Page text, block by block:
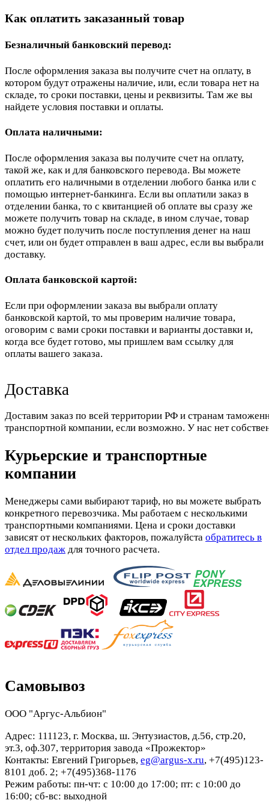
Как оплатить заказанный товар
Безналичный банковский перевод:
После оформления заказа вы получите счет на оплату, в
котором будут отражены наличие, или, если товара нет на
складе, то сроки поставки, цены и реквизиты. Там же вы
найдете условия поставки и оплаты.
Оплата наличными:
После оформления заказа вы получите счет на оплату,
такой же, как и для банковского перевода. Вы можете
оплатить его наличными в отделении любого банка или с
помощью интернет-банкинга. Если вы оплатили заказ в
отделении банка, то с квитанцией об оплате вы сразу же
можете получить товар на складе, в ином случае, товар
можно будет получить после поступления денег на наш
счет, или он будет отправлен в ваш адрес, если вы выбрали
доставку.
Оплата банковской картой:
Если при оформлении заказа вы выбрали оплату
банковской картой, то мы проверим наличие товара,
оговорим с вами сроки поставки и варианты доставки и,
когда все будет готово, мы пришлем вам ссылку для
оплаты вашего заказа.
Доставка
Доставим заказ по всей территории РФ и странам
транспортной компании, если возможно. У нас нет
Курьерские и транспортные
компании
Менеджеры сами выбирают тариф, но вы можете выбрать
конкретного перевозчика. Мы работаем с несколькими
транспортными компаниями. Цена и сроки доставки
зависят от нескольких факторов, пожалуйста обратитесь в
отдел продаж для точного расчета.
Самовывоз
ООО "Аргус-Альбион"
Адрес: 111123, г. Москва, ш. Энтузиастов, д.56, стр.20,
эт.3, оф.307, территория завода «Прожектор»
Контакты: Евгений Григорьев, eg@argus-x.ru, +7(495)123-
8101 доб. 2; +7(495)368-1176
Режим работы: пн-чт: с 10:00 до 17:00; пт: с 10:00 до
16:00; сб-вс: выходной